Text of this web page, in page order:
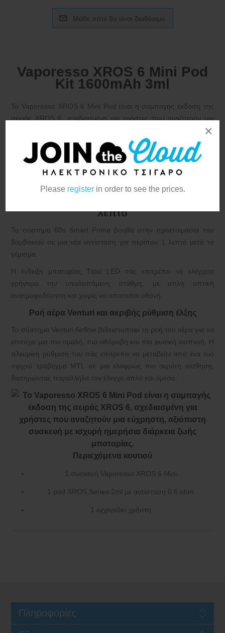
Please registerin order to see the prices.
×
Vaporesso XROS 6 Mini Pod
Kit 1600mAh 3ml
Το Vaporesso XROS 6 Mini Pod είναι η συμπαγής έκδοση της
σειράς XROS 6, σχεδιασμένη για χρήστες που αναζητούν μια
εύχρηστη, αξιόπιστη συσκευή με ισχυρή ημερήσια διάρκεια
ζωής μπαταρίας.
Διαθέτει μπαταρία 1600mAh, μέγιστη ισχύς 30W και η
συμβατότητα μετο XROS SSS Series POD – Vaporesso
λεπτό
Το σύστημα 60s Smart Prime βοηθά στην προετοιμασία του
βαμβακιού σε μια νέα αντίσταση για περίπου 1 λεπτό μετά το
γέμισμα.
Η ένδειξη μπαταρίας Tidal LED σάς επιτρέπει να ελέγχετε
γρήγορα την υπολειπόμενη στάθμη, με απλή οπτική
ανατροφοδότηση και χωρίς να απαιτείται οθόνη.
Ροή αέρα Venturi και ακριβής ρύθμιση έλξης
Το σύστημα Venturi Airflow βελτιστοποιεί τη ροή του αέρα για να
επιτύχει μια πιο ομαλή, πιο αθόρυβη και πιο φυσική εισπνοή. Η
πλευρική ρύθμισή του σάς επιτρέπει να μεταβείτε από ένα πιο
σφιχτό τράβηγμα MTL σε μια ελαφρώς πιο αεράτη αίσθηση,
διατηρώντας παράλληλα τον έλεγχο απλό και άμεσο.
Περιεχόμενα κουτιού
1 συσκευή Vaporesso XROS 6 Mini.
1 pod XROS Series 2ml με αντίσταση 0,6 ohm.
1 εγχειρίδιο χρήστη.
Πληροφορίες